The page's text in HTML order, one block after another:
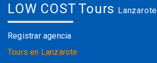
LOW COST Tours Lanzarote
Registrar agencia
Tours en Lanzarote